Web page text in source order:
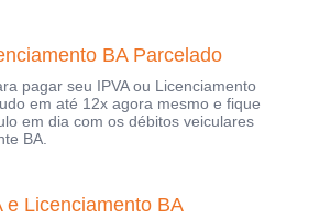
BA Parcelado
pagar seu IPVA ou Licenciamento
em até 12x agora mesmo e fique
em dia com os débitos veiculares
BA.
e Licenciamento BA